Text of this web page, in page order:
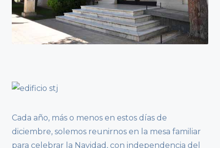
Cada año, más o menos en estos días de
diciembre, solemos reunirnos en la mesa familiar
para celebrar la Navidad, con independencia del